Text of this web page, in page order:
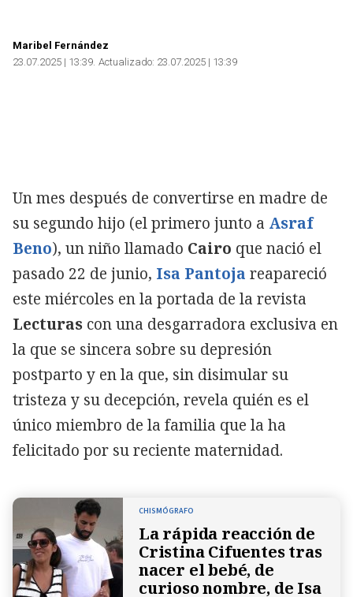
Maribel Fernández
23.07.2025 | 13:39 Actualizado: 23.07.2025 | 13:39
Un mes después de convertirse en madre de
su segundo hijo (el primero junto a Asraf
Beno), un niño llamado Cairo que nació el
pasado 22 de junio, Isa Pantoja reapareció
este miércoles en la portada de la revista
Lecturas con una desgarradora exclusiva en
la que se sincera sobre su depresión
postparto y en la que, sin disimular su
tristeza y su decepción, revela quién es el
único miembro de la familia que la ha
felicitado por su reciente maternidad.
CHISMÓGRAFO
La rápida reacción de
Cristina Cifuentes tras
nacer el bebé, de
curioso nombre, de Isa